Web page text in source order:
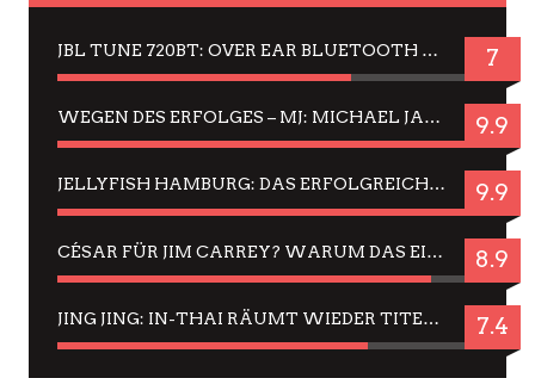
JBL TUNE 720BT: OVER EAR BLUETOOTH KOPFHÖRER UM DIE 50,-€ IM DAUER-TEST 7
WEGEN DES ERFOLGES – MJ: MICHAEL JACKSON MUSICAL IN EINER MATINEE SEHEN 9.9
JELLYFISH HAMBURG: DAS ERFOLGREICHE SOMMER-MENÜ 2025 IN GEFÜHLEN UND BILDERN 9.9
CÉSAR FÜR JIM CARREY? WARUM DAS EINER DER NERVIGSTEN ACTORS IST UND BLEIBT 8.9
JING JING: IN-THAI RÄUMT WIEDER TITEL AB – EIN ZWEI-STUNDEN-ERLEBNISBERICHT 7.4